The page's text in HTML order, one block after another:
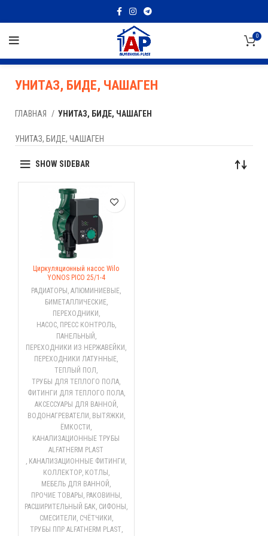
0
УНИТАЗ, БИДЕ, ЧАШАГЕН
ГЛАВНАЯ УНИТАЗ, БИДЕ, ЧАШАГЕН
УНИТАЗ, БИДЕ, ЧАШАГЕН
SHOW SIDEBAR
Циркуляционный насос Wilo
YONOS PICO 25/1-4
РАДИАТОРЫ ,АЛЮМИНИЕВЫЕ,
БИМЕТАЛЛИЧЕСКИЕ,
ПЕРЕХОДНИКИ ,
НАСОС, ПРЕСС КОНТРОЛЬ,
ПАНЕЛЬНЫЙ ,
ПЕРЕХОДНИКИ ИЗ НЕРЖАВЕЙКИ ,
ПЕРЕХОДНИКИ ЛАТУННЫЕ,
ТЕПЛЫЙ ПОЛ ,
ТРУБЫ ДЛЯ ТЕПЛОГО ПОЛА,
ФИТИНГИ ДЛЯ ТЕПЛОГО ПОЛА,
АКСЕССУАРЫ ДЛЯ ВАННОЙ ,
ВОДОНАГРЕВАТЕЛИ , ВЫТЯЖКИ ,
ЁМКОСТИ ,
КАНАЛИЗАЦИОННЫЕ ТРУБЫ
ALFATHERM PLAST
, КАНАЛИЗАЦИОННЫЕ ФИТИНГИ ,
КОЛЛЕКТОР, КОТЛЫ ,
МЕБЕЛЬ ДЛЯ ВАННОЙ ,
ПРОЧИЕ ТОВАРЫ , РАКОВИНЫ ,
РАСШИРИТЕЛЬНЫЙ БАК, СИФОНЫ ,
СМЕСИТЕЛИ , СЧЁТЧИКИ ,
ТРУБЫ ППР ALFATHERM PLAST,